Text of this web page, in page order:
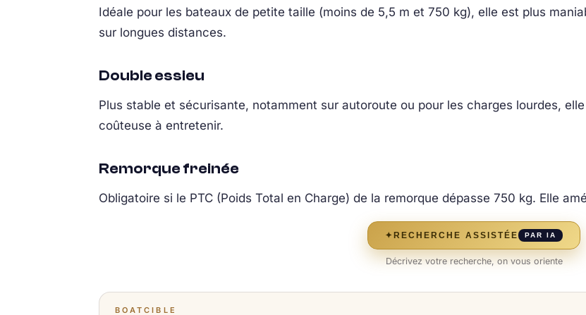
Idéale pour les bateaux de petite taille (moins de 5,5 m et 750 kg), elle est plus
sur longues distances.
Double essieu
Plus stable et sécurisante, notamment sur autoroute ou pour les charges lourdes,
coûteuse à entretenir.
Remorque freinée
Obligatoire si le PTC (Poids Total en Charge) de la remorque dépasse 750 kg. Elle
✦ RECHERCHE ASSISTÉE PAR IA
Décrivez votre recherche, on vous oriente
BOATCIBLE